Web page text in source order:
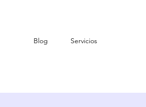
Blog Servicios